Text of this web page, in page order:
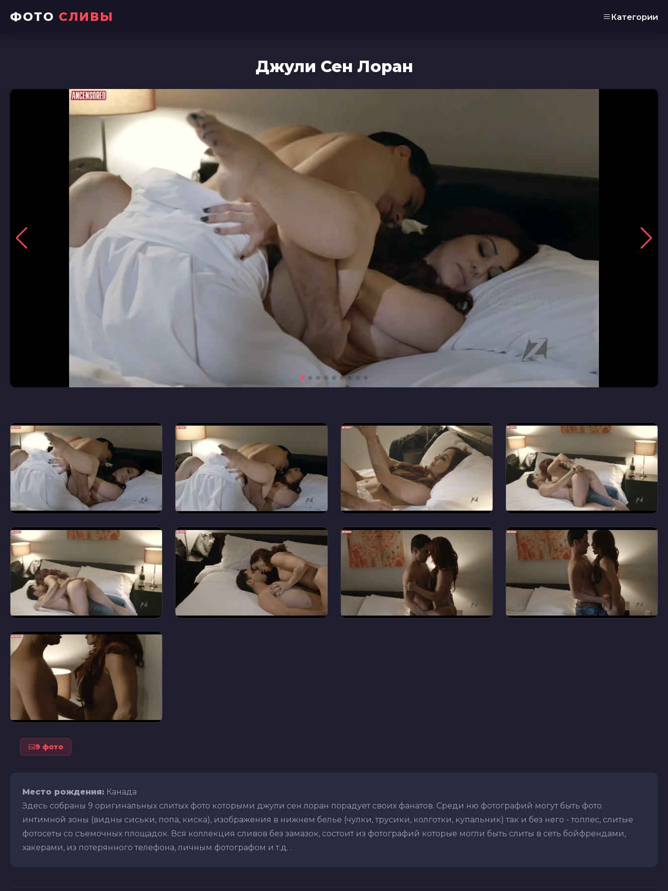
ФОТО СЛИВЫ Категории
Джули Сен Лоран
9 фото
Место рождения: Канада
Здесь собраны 9 оригинальных слитых фото которыми джули сен лоран порадует своих фанатов. Среди ню фотографий могут быть фото
интимной зоны (видны сиськи, попа, киска), изображения в нижнем белье (чулки, трусики, колготки, купальник) так и без него - топлес, слитые
фотосеты со съемочных площадок. Вся коллекция сливов без замазок, состоит из фотографий которые могли быть слиты в сеть бойфрендами,
хакерами, из потерянного телефона, личным фотографом и т.д. .